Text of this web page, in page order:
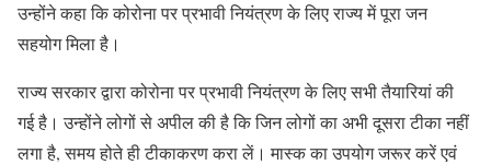
उन्होंने कहा कि कोरोना पर प्रभावी नियंत्रण के लिए राज्य में पूरा जन
सहयोग मिला है।
राज्य सरकार द्वारा कोरोना पर प्रभावी नियंत्रण के लिए सभी तैयारियां की
गई है। उन्होंने लोगों से अपील की है कि जिन लोगों का अभी दूसरा टीका नहीं
लगा है, समय होते ही टीकाकरण करा लें। मास्क का उपयोग जरूर करें एवं